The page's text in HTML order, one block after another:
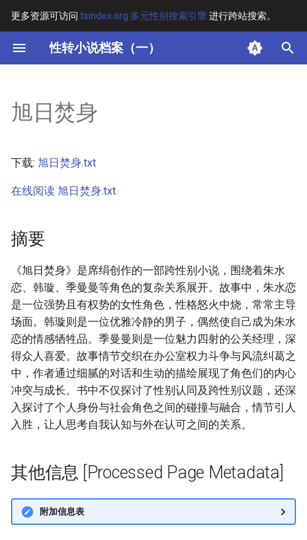
更多资源可访问 tsindex.org 多元性别搜索引擎进行跨站搜索。
性转小说档案（一）
键
开
搜
索
其他信息 [Processed Page
旭日焚身
下载: 旭日焚身.txt
在线阅读 旭日焚身.txt
摘要
《旭日焚身》是席绢创作的一部跨性别小说，围绕着朱水
恋、韩璇、季曼曼等角色的复杂关系展开。故事中，朱水恋
是一位强势且有权势的女性角色，性格怒火中烧，常常主导
场面。韩璇则是一位优雅冷静的男子，偶然使自己成为朱水
恋的情感牺牲品。季曼曼则是一位魅力四射的公关经理，深
得众人喜爱。故事情节交织在办公室权力斗争与风流纠葛之
中，作者通过细腻的对话和生动的描绘展现了角色们的内心
冲突与成长。书中不仅探讨了性别认同及跨性别议题，还深
入探讨了个人身份与社会角色之间的碰撞与融合，情节引人
入胜，让人思考自我认知与外在认可之间的关系。
其他信息 [Processed Page Metadata]
附加信息表